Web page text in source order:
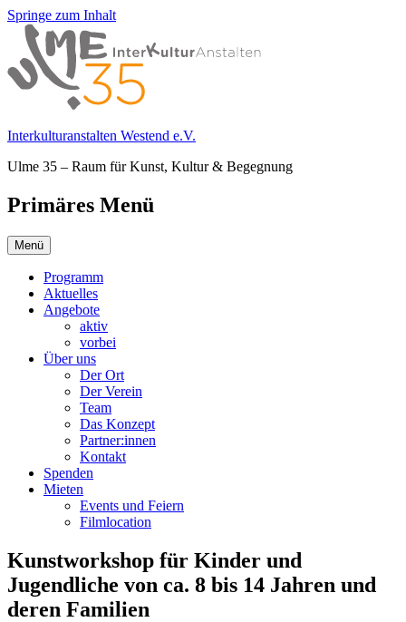
Springe zum Inhalt
Interkulturanstalten Westend e.V.
Ulme 35 – Raum für Kunst, Kultur & Begegnung
Primäres Menü
Menü
Programm
Aktuelles
Angebote
aktiv
vorbei
Über uns
Der Ort
Der Verein
Team
Das Konzept
Partner:innen
Kontakt
Spenden
Mieten
Events und Feiern
Filmlocation
Kunstworkshop für Kinder und
Jugendliche von ca. 8 bis 14 Jahren und
deren Familien